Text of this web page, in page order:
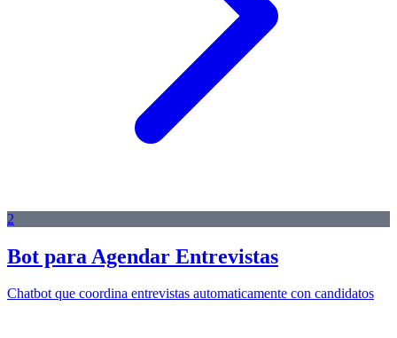
2
Bot para Agendar Entrevistas
Chatbot que coordina entrevistas automaticamente con candidatos